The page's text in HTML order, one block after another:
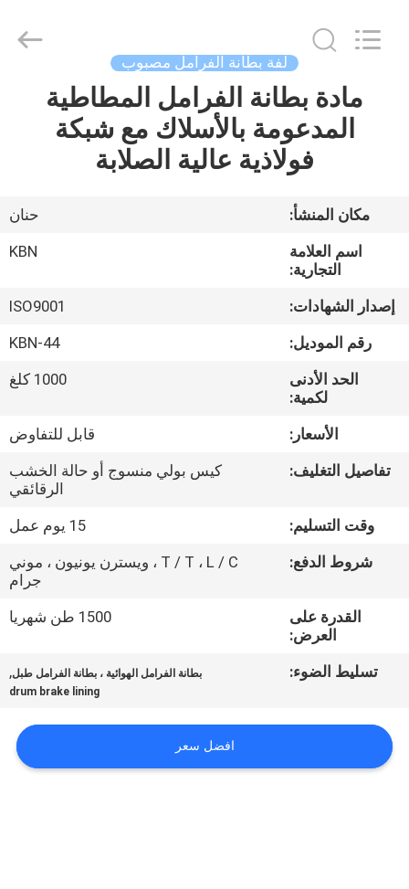
مسكن
معلومات
جولة
المعمل
مراقبة
الجودة
اتصل
اطلب
اقتباس
الموقع
PRIVACY
لفة بطانة الفرامل مصبوب
مادة بطانة الفرامل المطاطية
المدعومة بالأسلاك مع شبكة
فولاذية عالية الصلابة
مكان المنشأ:
حنان
اسم العلامة
التجارية:
KBN
إصدار الشهادات:
ISO9001
رقم الموديل:
KBN-44
الحد الأدنى
لكمية:
1000 كلغ
الأسعار:
قابل للتفاوض
تفاصيل التغليف:
كيس بولي منسوج أو حالة الخشب
الرقائقي
وقت التسليم:
15 يوم عمل
شروط الدفع:
T / T ، L / C ، ويسترن يونيون ، موني
جرام
القدرة على
العرض:
1500 طن شهريا
تسليط الضوء: بطانة الفرامل الهوائية ، بطانة الفرامل طبل,
drum brake lining
افضل سعر